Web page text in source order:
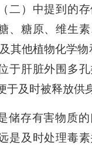
二）中提到的
、糖原、维生
其他植物化学
于肝脏外围多
于及时被释放供
储存有害物质
是及时处理毒